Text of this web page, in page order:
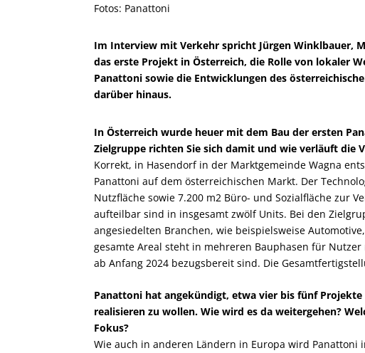
Fotos: Panattoni
Im Interview mit Verkehr spricht Jürgen Winklbauer,
das erste Projekt in Österreich, die Rolle von lokaler
Panattoni sowie die Entwicklungen des
darüber hinaus.
In Österreich wurde heuer mit dem Bau der ersten
Zielgruppe richten Sie sich damit und wie verläuft die
Korrekt, in Hasendorf in der Marktgemeinde Wagna
Panattoni auf dem österreichischen Markt. Der
Nutzfläche sowie 7.200 m2 Büro- und Sozialfläche zur
aufteilbar sind in insgesamt zwölf Units. Bei den
angesiedelten Branchen, wie beispielsweise
gesamte Areal steht in mehreren Bauphasen für
ab Anfang 2024 bezugsbereit sind. Die
Panattoni hat angekündigt, etwa vier bis fünf
realisieren zu wollen. Wie wird es da weitergehen?
Fokus?
Wie auch in anderen Ländern in Europa wird Panattoni